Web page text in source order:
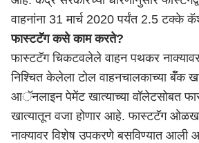
वाहनांना 31 मार्च 2020 पर्यंत 2.5 टक्के
फास्टटॅग कसे काम करते?
फास्टटॅग चिकटवलेले वाहन पथकर
निश्चित केलेला टोल वाहनचालकाच्या बॅँक
आॅनलाइन पेमेंट खात्याच्या वॉलेटसोबत
खात्यातून वजा होणार आहे. फास्टटॅग
नाक्यावर विशेष उपकरणे बसविण्यात आली